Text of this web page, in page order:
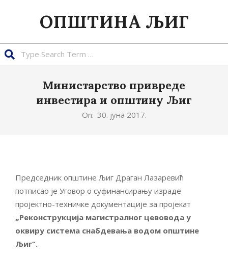
ОПШТИНА ЉИГ
Министарство привреде
инвестира и општину Љиг
On: 30. јуна 2017.
Председник општине Љиг Драган Лазаревић
потписао је Уговор о суфинансирању израде
пројектно-техничке документације за пројекат
„Реконструкција магистралног цевовода у
оквиру система снабдевања водом општине
Љиг“.